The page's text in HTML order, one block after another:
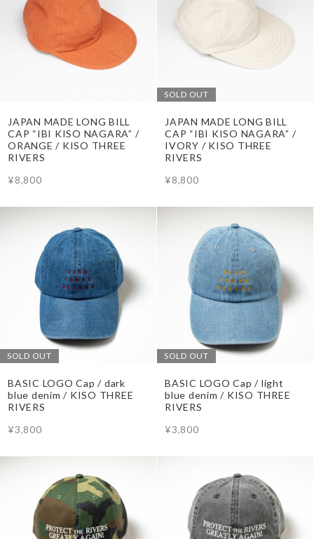
JAPAN MADE LONG BILL
CAP “IBI KISO NAGARA” /
ORANGE / KISO THREE
RIVERS
¥8,800
SOLD OUT
JAPAN MADE LONG BILL
CAP “IBI KISO NAGARA” /
IVORY / KISO THREE
RIVERS
¥8,800
SOLD OUT
BASIC LOGO Cap / dark
blue denim / KISO THREE
RIVERS
¥3,800
SOLD OUT
BASIC LOGO Cap / light
blue denim / KISO THREE
RIVERS
¥3,800